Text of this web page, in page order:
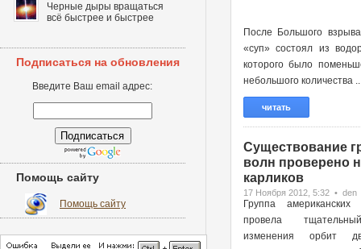
После Большого
«суп» состоял из
которого было
небольшого количества
читать
Существование
волн проверено
карликов
17 Ноября 2012, 5:32 • den
Группа американских
провела
изменения орбит
Черные дыры вращаться
всё быстрее и быстрее
Подписаться на обновления
Введите Ваш email адрес:
Помощь сайту
Помощь сайту